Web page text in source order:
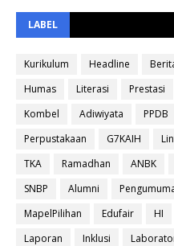
LABEL
Kurikulum Headline
Humas
Literasi Prestasi
Kombel
Adiwiyata PPDB
Perpustakaan
G7KAIH
TKA
Ramadhan ANBK
SNBP
Alumni
MapelPilihan
Edufair HI
Laporan
Inklusi